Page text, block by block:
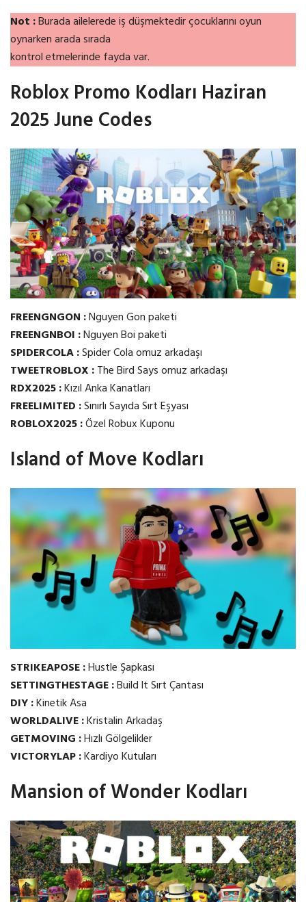
Not :Burada ailelerede iş düşmektedir çocuklarını oyun
oynarken arada sırada
kontrol etmelerinde fayda var.
Roblox Promo Kodları Haziran
2025 June Codes
FREENGNGON :Nguyen Gon paketi
FREENGNBOI :Nguyen Boi paketi
SPIDERCOLA :Spider Cola omuz arkadaşı
TWEETROBLOX :The Bird Says omuz arkadaşı
RDX2025 :Kızıl Anka Kanatları
FREELIMITED :Sınırlı Sayıda Sırt Eşyası
ROBLOX2025 :Özel Robux Kuponu
Island of Move Kodları
STRIKEAPOSE :Hustle Şapkası
SETTINGTHESTAGE :Build lt Sırt Çantası
DIY :Kinetik Asa
WORLDALIVE :Kristalin Arkadaş
GETMOVING :Hızlı Gölgelikler
VICTORYLAP :Kardiyo Kutuları
Mansion of Wonder Kodları